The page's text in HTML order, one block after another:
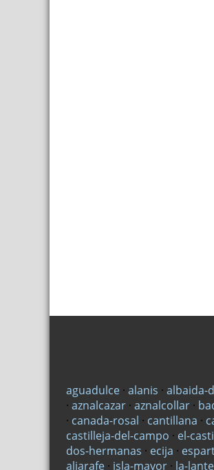
aguadulce · alanis · albaida-
· aznalcazar · aznalcollar ·
· canada-rosal · cantillana ·
castilleja-del-campo · el-
dos-hermanas · ecija ·
aljarafe · isla-mayor · la-